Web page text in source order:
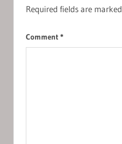
Required fields are marked
Comment *